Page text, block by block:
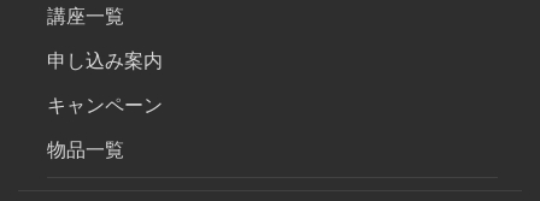
講座一覧
申し込み案内
キャンペーン
物品一覧